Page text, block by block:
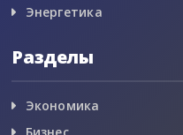
Энергетика
Разделы
Экономика